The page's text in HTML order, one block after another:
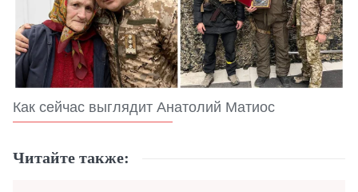
Как сейчас выглядит Анатолий Матиос
Читайте также: